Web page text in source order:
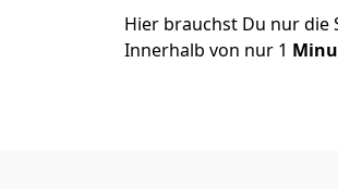
Hier brauchst Du nur die
Innerhalb von nur 1